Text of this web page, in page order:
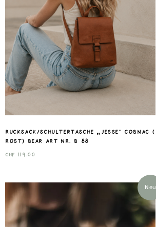
Rucksack/Schultertasche „Jesse“ Cognac (
rost) Bear Art nr. B 88
CHF 119.00
Neu